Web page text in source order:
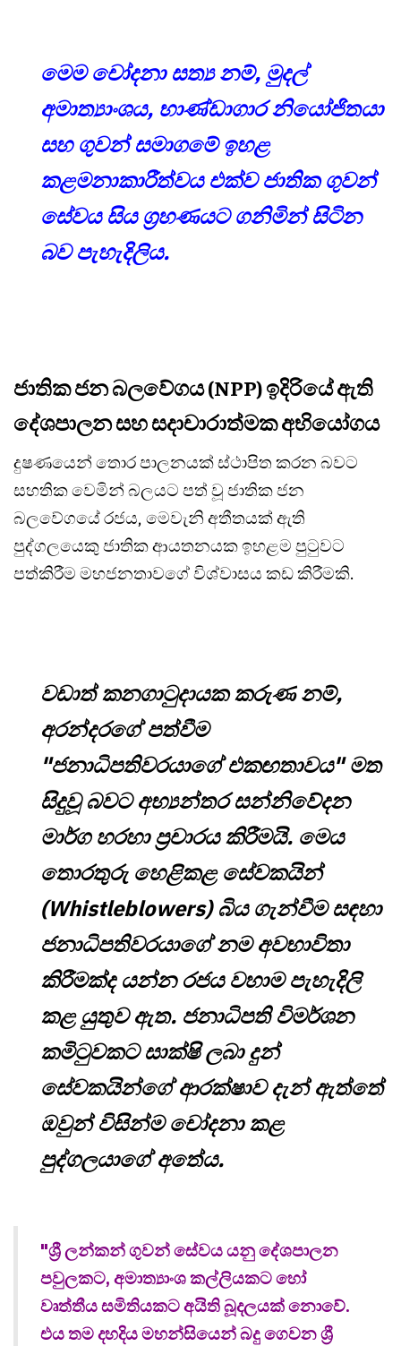
මෙම චෝදනා සත්‍ය නම්, මුදල්
අමාත්‍යාංශය, භාණ්ඩාගාර නියෝජිතයා
සහ ගුවන් සමාගමේ ඉහළ
කළමනාකාරීත්වය එක්ව ජාතික ගුවන්
සේවය සිය ග්‍රහණයට ගනිමින් සිටින
බව පැහැදිලිය.
ජාතික ජන බලවේගය (NPP) ඉදිරියේ ඇති
දේශපාලන සහ සදාචාරාත්මක අභියෝගය
දුෂණයෙන් තොර පාලනයක් ස්ථාපිත කරන බවට
සහතික වෙමින් බලයට පත් වූ ජාතික ජන
බලවේගයේ රජය, මෙවැනි අතීතයක් ඇති
පුද්ගලයෙකු ජාතික ආයතනයක ඉහළම පුටුවට
පත්කිරීම මහජනතාවගේ විශ්වාසය කඩ කිරීමකි.
වඩාත් කනගාටුදායක කරුණ නම්,
අරන්දරගේ පත්වීම
"ජනාධිපතිවරයාගේ එකඟතාවය" මත
සිදුවූ බවට අභ්‍යන්තර සන්නිවේදන
මාර්ග හරහා ප්‍රචාරය කිරීමයි. මෙය
තොරතුරු හෙළිකළ සේවකයින්
(Whistleblowers) බිය ගැන්වීම සඳහා
ජනාධිපතිවරයාගේ නම අවභාවිතා
කිරීමක්ද යන්න රජය වහාම පැහැදිලි
කළ යුතුව ඇත. ජනාධිපති විමර්ශන
කමිටුවකට සාක්ෂි ලබා දුන්
සේවකයින්ගේ ආරක්ෂාව දැන් ඇත්තේ
ඔවුන් විසින්ම චෝදනා කළ
පුද්ගලයාගේ අතේය.
"ශ්‍රී ලන්කන් ගුවන් සේවය යනු දේශපාලන
පවුලකට, අමාත්‍යාංශ කල්ලියකට හෝ
වෘත්තීය සමිතියකට අයිති බූදලයක් නොවේ.
එය තම දහදිය මහන්සියෙන් බදු ගෙවන ශ්‍රී